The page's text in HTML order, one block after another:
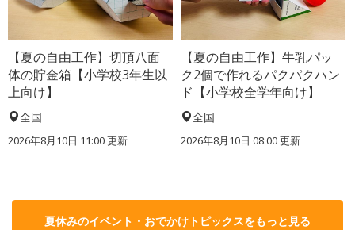
【夏の自由工作】切頂八面
体の貯金箱【小学校3年生以
上向け】
全国
2026年8月10日 11:00更新
【夏の自由工作】牛乳パッ
ク2個で作れるパクパクハン
ド【小学校全学年向け】
全国
2026年8月10日 08:00更新
夏休みのイベント・おでかけトピックスをもっと見る